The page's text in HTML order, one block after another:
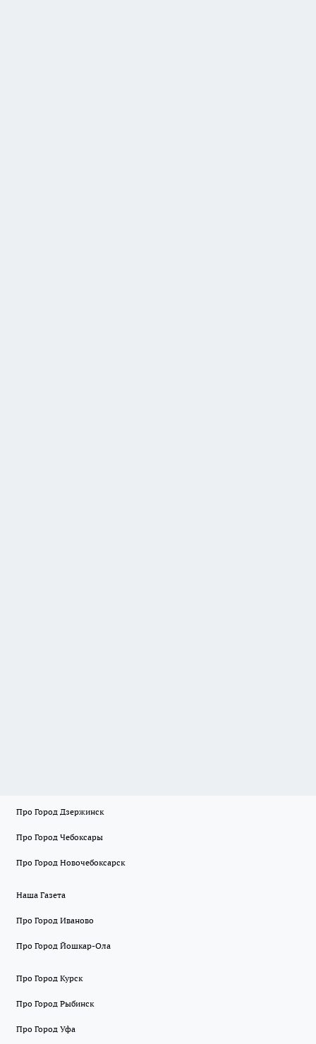
Про Город Дзержинск
Про Город Чебоксары
Про Город Новочебоксарск
Наша Газета
Про Город Иваново
Про Город Йошкар-Ола
Про Город Курск
Про Город Рыбинск
Про Город Уфа